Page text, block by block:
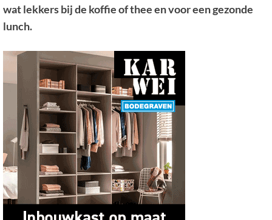
wat lekkers bij de koffie of thee en voor een gezonde
lunch.